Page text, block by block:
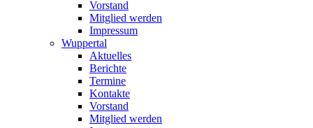
Vorstand
Mitglied werden
Impressum
Wuppertal
Aktuelles
Berichte
Termine
Kontakte
Vorstand
Mitglied werden